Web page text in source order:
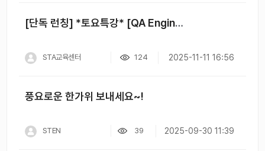
[단독 런칭] *토요특강* [QA Engineering] 원데이 클래스 - Technical
STA교육센터 124 2025-11-11 16:56
풍요로운 한가위 보내세요~!
STEN 39 2025-09-30 11:39